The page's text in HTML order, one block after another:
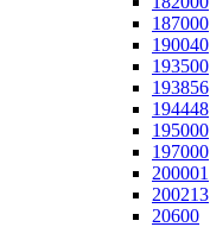
187000
190040
193500
193856
194448
195000
197000
200001
200213
20600